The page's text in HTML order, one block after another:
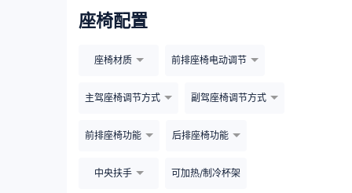
座椅配置
座椅材质 前排座椅电动调节
主驾座椅调节方式 副驾座椅调节方式
前排座椅功能 后排座椅功能
中央扶手 可加热/制冷杯架